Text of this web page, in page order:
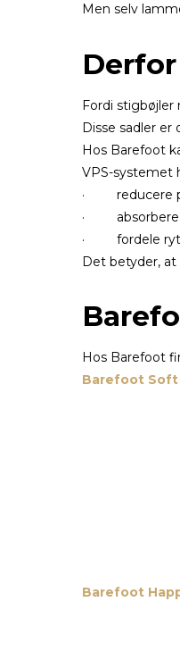
Men selv
Fordi stigbøjler
Disse sadler
Hos Barefoot
VPS-systemet
· reducere
· absorbere
· fordele
Det betyder, at
Hos Barefoot
Barefoot Soft
Barefoot